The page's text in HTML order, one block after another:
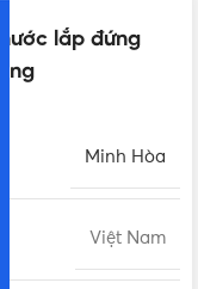
lắp đứng
Minh Hòa
Việt Nam